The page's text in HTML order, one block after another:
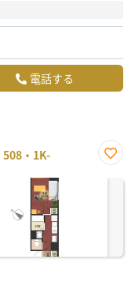
電話する
508・1K-
に入